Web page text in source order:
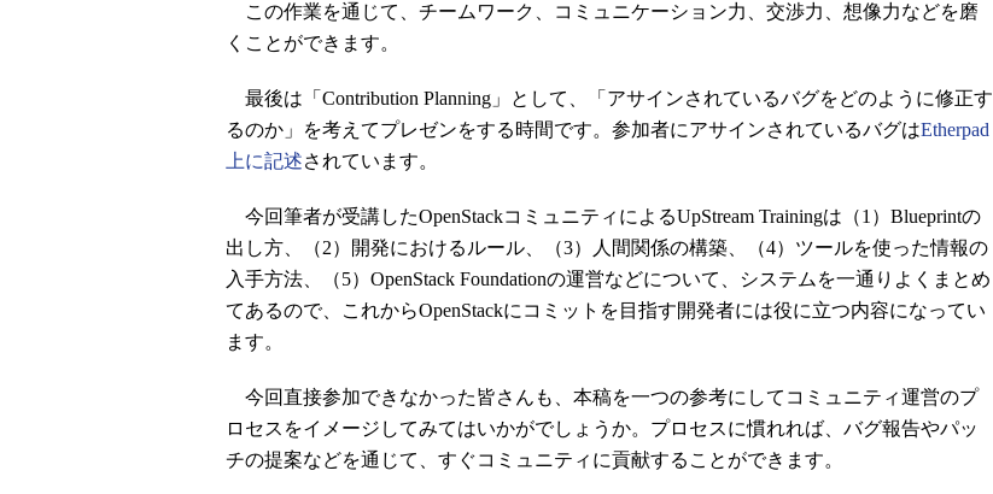
この作業を通じて、チームワーク、コミュニケーション力、交渉力、想像力などを磨
くことができます。
最後は「Contribution Planning」として、「アサインされているバグをどのように修正す
るのか」を考えてプレゼンをする時間です。参加者にアサインされているバグはEtherpad
上に記述されています。
今回筆者が受講したOpenStackコミュニティによるUpStream Trainingは（1）Blueprintの
出し方、（2）開発におけるルール、（3）人間関係の構築、（4）ツールを使った情報の
入手方法、（5）OpenStack Foundationの運営などについて、システムを一通りよくまとめ
てあるので、これからOpenStackにコミットを目指す開発者には役に立つ内容になってい
ます。
今回直接参加できなかった皆さんも、本稿を一つの参考にしてコミュニティ運営のプ
ロセスをイメージしてみてはいかがでしょうか。プロセスに慣れれば、バグ報告やパッ
チの提案などを通じて、すぐコミュニティに貢献することができます。